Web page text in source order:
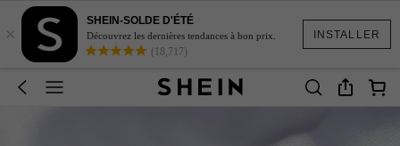
INSTALLER
×
SHEIN-SOLDE D'ÉTÉ
Découvrez les dernières tendances à bon prix.
(18,717)